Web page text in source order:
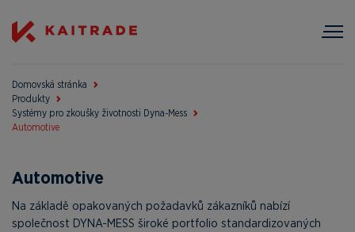
Domovská stránka
Produkty
Systémy pro zkoušky životnosti Dyna-Mess
Automotive
Automotive
Na základě opakovaných požadavků zákazníků nabízí
společnost DYNA-MESS široké portfolio standardizovaných